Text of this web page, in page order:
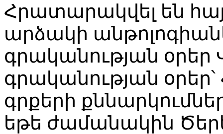
Հրատարակվել են
արձակի
գրականության
գրականության
գրքերի
եթե ժամանակին